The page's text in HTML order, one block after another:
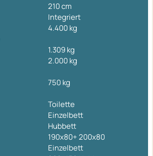
210 cm
Integriert
4.400 kg
1.309 kg
2.000 kg
750 kg
Toilette
Einzelbett
Hubbett
190x80+ 200x80
Einzelbett